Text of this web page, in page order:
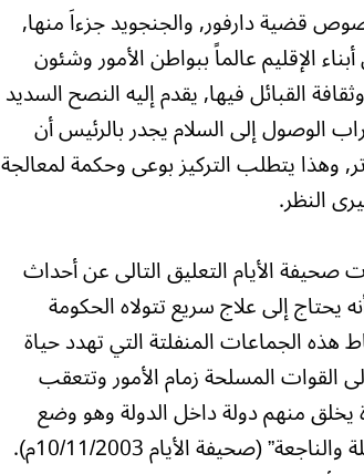
قضية دارفور, والجنجويد جزءاَ منها,
الإقليم عالماً ببواطن الأمور وشئون
القبائل فيها, يقدم إليه النصح السديد
الوصول إلى السلام يجدر بالرئيس أن
وهذا يتطلب التركيز بوعى وحكمة لمعالجة
النظر.
بتاريخ الأثنين 10/11/2003م, أوردت صحيفة الأيام التعليق التالى عن أحداث
يحتاج إلى علاج سريع تتولاه الحكومة
الجماعات المنفلتة التي تهدد حياة
القوات المسلحة زمام الأمور وتتعقب
منهم دولة داخل الدولة وهو وضع
يجب أن ترفضه الحكومة تماما وتتخذ حياله الخطوات العاجلة والناجعة” (صحيفة الأيام 10/11/2003م).